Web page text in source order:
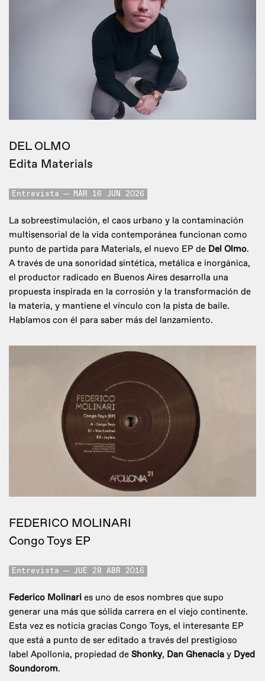
DEL OLMO
Edita Materials
Entrevista MAR 16 JUN 2026
La sobreestimulación, el caos urbano y la contaminación
multisensorial de la vida contemporánea funcionan como
punto de partida para Materials, el nuevo EP de Del Olmo.
A través de una sonoridad sintética, metálica e inorgánica,
el productor radicado en Buenos Aires desarrolla una
propuesta inspirada en la corrosión y la transformación de
la materia, y mantiene el vínculo con la pista de baile.
Hablamos con él para saber más del lanzamiento.
FEDERICO MOLINARI
Congo Toys EP
Entrevista JUE 28 ABR 2016
Federico Molinari es uno de esos nombres que supo
generar una más que sólida carrera en el viejo continente.
Esta vez es noticia gracias Congo Toys, el interesante EP
que está a punto de ser editado a través del prestigioso
label Apollonia, propiedad de Shonky, Dan Ghenacia y Dyed
Soundorom.